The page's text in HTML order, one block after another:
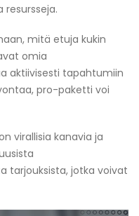
mitä etuja kukin
omia
aktiivisesti tapahtumiin
pro-paketti voi
virallisia kanavia ja
tarjouksista, jotka voivat